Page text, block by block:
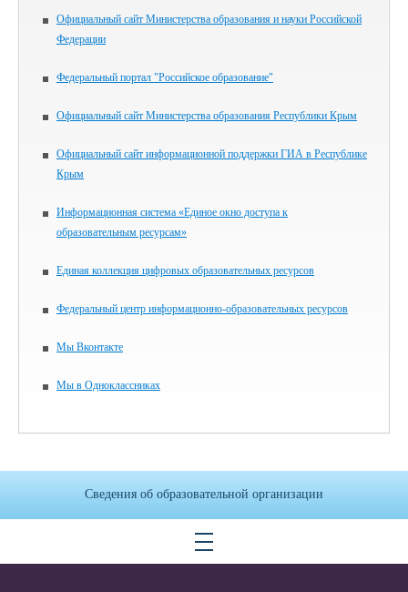
Официальный сайт Министерства образования и науки Российской
Федерации
Федеральный портал "Российское образование"
Официальный сайт Министерства образования Республики Крым
Официальный сайт информационной поддержки ГИА в Республике
Крым
Информационная система «Единое окно доступа к
образовательным ресурсам»
Единая коллекция цифровых образовательных ресурсов
Федеральный центр информационно-образовательных ресурсов
Мы Вконтакте
Мы в Одноклассниках
Сведения об образовательной организации